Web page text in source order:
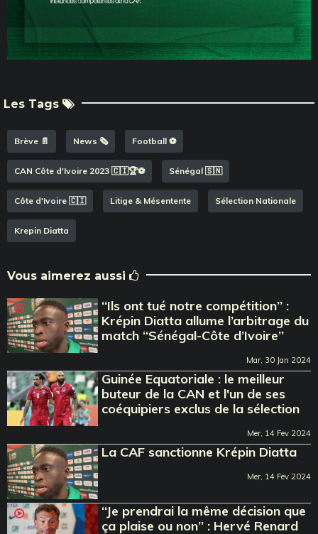
Les Tags
Brève 📄 News 🗞️ Football ⚽️
CAN Côte d'Ivoire 2023 🇨🇮🏆⚽️ Sénégal 🇸🇳
Côte d'Ivoire 🇨🇮 Litige & Mésentente Sélection Nationale
Krepin Diatta
Vous aimerez aussi
‘‘Ils ont tué notre compétition’’ :
Krépin Diatta allume l’arbitrage du
match ‘‘Sénégal-Côte d’Ivoire’’
Mar, 30 Jan 2024
Guinée Equatoriale : le meilleur
buteur de la CAN et l'un de ses
coéquipiers exclus de la sélection
Mer, 14 Fev 2024
La CAF sanctionne Krépin Diatta
Mer, 14 Fev 2024
‘‘Je prendrai la même décision que
ça plaise ou non’’ : Hervé Renard